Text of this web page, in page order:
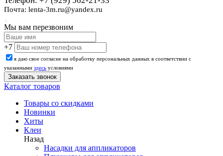
Почта: lenta-3m.ru@yandex.ru
Мы вам перезвоним
+7
я даю свое согласие на обработку персональных данных в соответствии с
указанными здесь условиями
Каталог товаров
Товары со скидками
Новинки
Хиты
Клеи
Назад
Насадки для аппликаторов